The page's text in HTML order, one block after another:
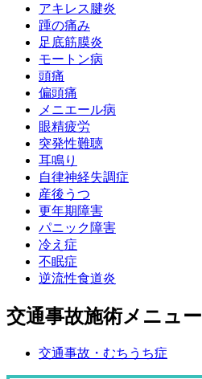
アキレス腱炎
踵の痛み
足底筋膜炎
モートン病
頭痛
偏頭痛
メニエール病
眼精疲労
突発性難聴
耳鳴り
自律神経失調症
産後うつ
更年期障害
パニック障害
冷え症
不眠症
逆流性食道炎
交通事故施術メニュー
交通事故・むちうち症